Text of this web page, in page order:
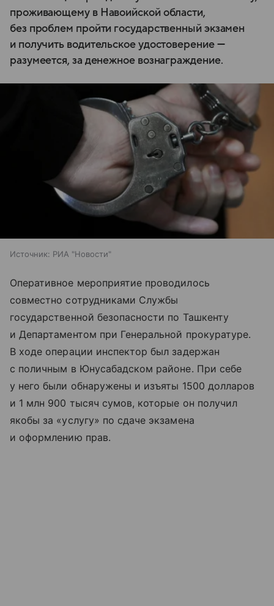
проживающему в Навоийской области,
без проблем пройти государственный экзамен
и получить водительское удостоверение —
разумеется, за денежное вознаграждение.
Источник: РИА "Новости"
Оперативное мероприятие проводилось
совместно сотрудниками Службы
государственной безопасности по Ташкенту
и Департаментом при Генеральной прокуратуре.
В ходе операции инспектор был задержан
с поличным в Юнусабадском районе. При себе
у него были обнаружены и изъяты 1500 долларов
и 1 млн 900 тысяч сумов, которые он получил
якобы за «услугу» по сдаче экзамена
и оформлению прав.